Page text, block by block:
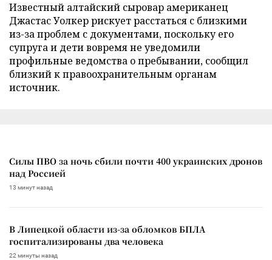
Известный алтайский сыровар американец
Джастас Уолкер рискует расстаться с близкими
из-за проблем с документами, поскольку его
супруга и дети вовремя не уведомили
профильные ведомства о пребывании, сообщил
близкий к правоохранительным органам
источник.
Силы ПВО за ночь сбили почти 400 украинских дронов
над Россией
13 минут назад
В Липецкой области из-за обломков БПЛА
госпитализированы два человека
22 минуты назад